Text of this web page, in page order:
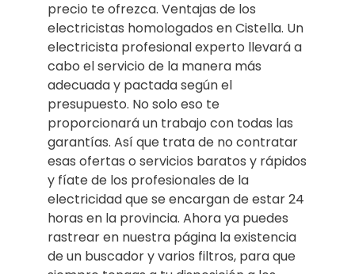
precio te ofrezca. Ventajas de los
electricistas homologados en Cistella. Un
electricista profesional experto llevará a
cabo el servicio de la manera más
adecuada y pactada según el
presupuesto. No solo eso te
proporcionará un trabajo con todas las
garantías. Así que trata de no contratar
esas ofertas o servicios baratos y rápidos
y fíate de los profesionales de la
electricidad que se encargan de estar 24
horas en la provincia. Ahora ya puedes
rastrear en nuestra página la existencia
de un buscador y varios filtros, para que